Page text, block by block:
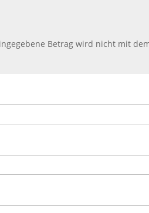
Betrag wird nicht mit